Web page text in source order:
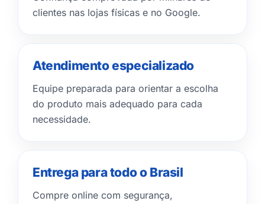
clientes nas lojas físicas e no Google.
Atendimento especializado
Equipe preparada para orientar a escolha
do produto mais adequado para cada
necessidade.
Entrega para todo o Brasil
Compre online com segurança,